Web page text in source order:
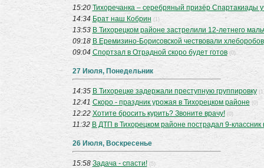
15:20 Тихоречанка – серебряный призёр Спартакиады
14:34 Брат наш Кобрин (1)
13:53 В Тихорецком районе застрелили 12-летнего
09:18 В Еремизино-Борисовской чествовали хлеборобов
09:04 Спортзал в Отрадной скоро будет готов (0)
27 Июля, Понедельник
14:35 В Тихорецке задержали преступную группировку
12:41 Скоро - праздник урожая в Тихорецком районе (0)
12:22 Хотите бросить курить? Звоните врачу! (0)
11:32 В ДТП в Тихорецком районе пострадал 9-
26 Июля, Воскресенье
15:58 Задача - спасти! (5)